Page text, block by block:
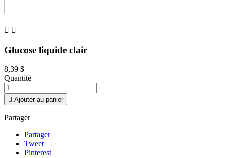
 
Glucose liquide clair
8,39 $
Quantité
 Ajouter au panier
Partager
Partager
Tweet
Pinterest